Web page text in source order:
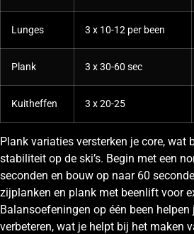
Lunges 3 x 10-12 per been
Plank 3 x 30-60 sec
Kuitheffen 3 x 20-25
Plank variaties versterken je core, wat
stabiliteit op de ski’s. Begin met een
seconden en bouw op naar 60
zijplanken en plank met beenlift voor
Balansoefeningen op één been
verbeteren, wat je helpt bij het maken